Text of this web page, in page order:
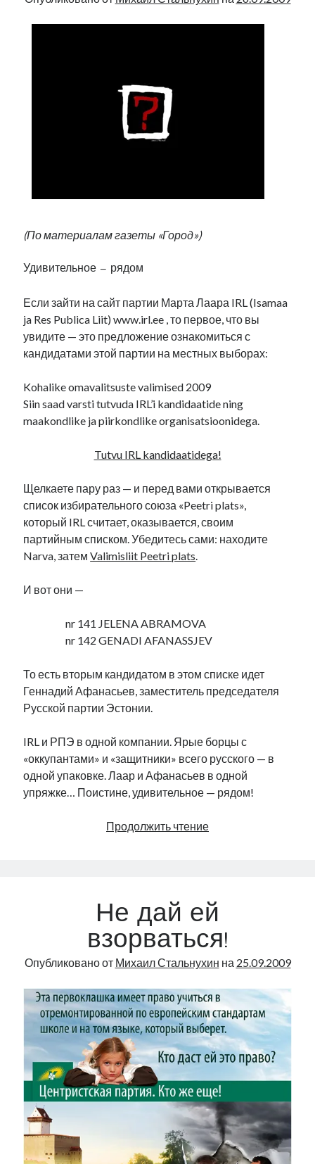
(По материалам газеты «Город»)
Удивительное – рядом
Если зайти на сайт партии Марта Лаара IRL (Isamaa
ja Res Publica Liit) www.irl.ee , то первое, что вы
увидите — это предложение ознакомиться с
кандидатами этой партии на местных выборах:
Kohalike omavalitsuste valimised 2009
Siin saad varsti tutvuda IRL’i kandidaatide ning
maakondlike ja piirkondlike organisatsioonidega.
Tutvu IRL kandidaatidega!
Щелкаете пару раз — и перед вами открывается
список избирательного союза «Peetri plats»,
который IRL считает, оказывается, своим
партийным списком. Убедитесь сами: находите
Narva, затемValimisliit Peetri plats.
И вот они —
nr 141 JELENA ABRAMOVA
nr 142 GENADI AFANASSJEV
То есть вторым кандидатом в этом списке идет
Геннадий Афанасьев, заместитель председателя
Русской партии Эстонии.
IRL и РПЭ в одной компании. Ярые борцы с
«оккупантами» и «защитники» всего русского — в
одной упаковке. Лаар и Афанасьев в одной
упряжке… Поистине, удивительное — рядом!
Продолжить чтениеРуководитель
в
IRL
Не дай ей
взорваться!
Опубликовано от Михаил Стальнухин на 25.09.2009